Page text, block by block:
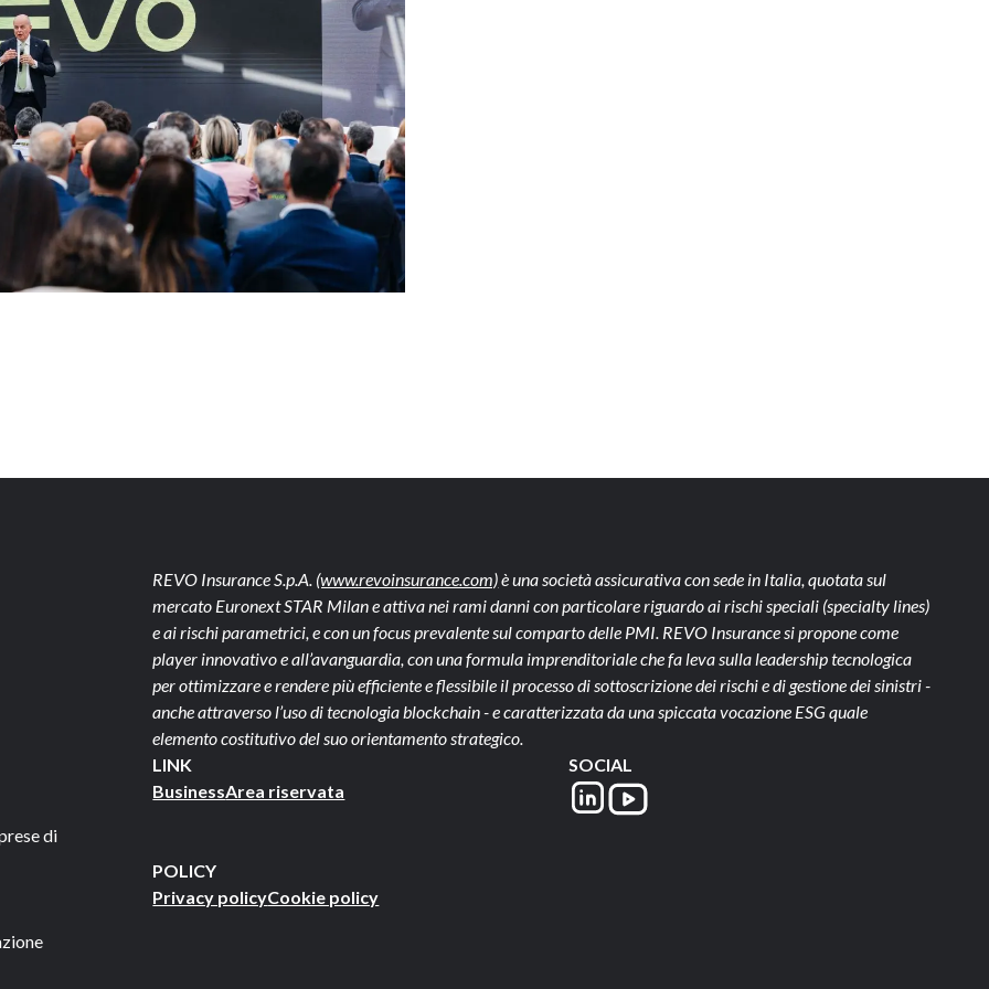
di
REVO Insurance S.p.A. (www.revoinsurance.com)è una società assicurativa con sede in Italia, quotata sul
mercato Euronext STAR Milan e attiva nei rami danni con particolare riguardo ai rischi speciali (specialty lines)
e ai rischi parametrici, e con un focus prevalente sul comparto delle PMI. REVO Insurance si propone come
player innovativo e all’avanguardia, con una formula imprenditoriale che fa leva sulla leadership tecnologica
per ottimizzare e rendere più efficiente e flessibile il processo di sottoscrizione dei rischi e di gestione dei sinistri -
anche attraverso l’uso di tecnologia blockchain - e caratterizzata da una spiccata vocazione ESG quale
elemento costitutivo del suo orientamento strategico.
LINK
BusinessArea riservata
POLICY
Privacy policyCookie policy
SOCIAL